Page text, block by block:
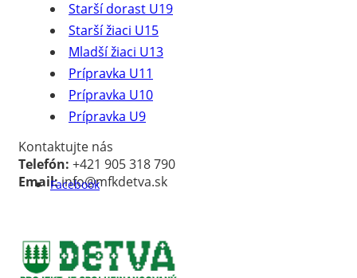
Starší dorast U19
Starší žiaci U15
Mladší žiaci U13
Prípravka U11
Prípravka U10
Prípravka U9
Kontaktujte nás
Telefón: +421 905 318 790
Email:info@mfkdetva.sk
Facebook